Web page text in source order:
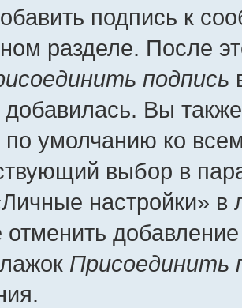
подпись к
разделе. После
подпись
добавилась. Вы
по умолчанию ко
выбор в
настройки»
отменить
Присоединить